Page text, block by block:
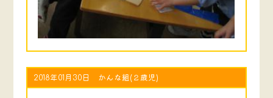
2018年01月30日 かんな組(２歳児)